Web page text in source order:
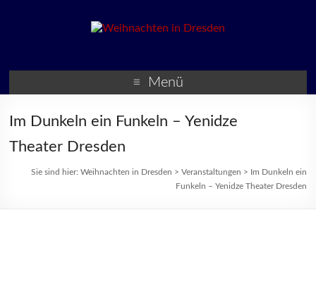
Veranstaltungen zur
Weihnachtszeit
Menü
Im Dunkeln ein Funkeln – Yenidze
Theater Dresden
Sie sind hier: Weihnachten in Dresden > Veranstaltungen > Im Dunkeln ein
Funkeln – Yenidze Theater Dresden